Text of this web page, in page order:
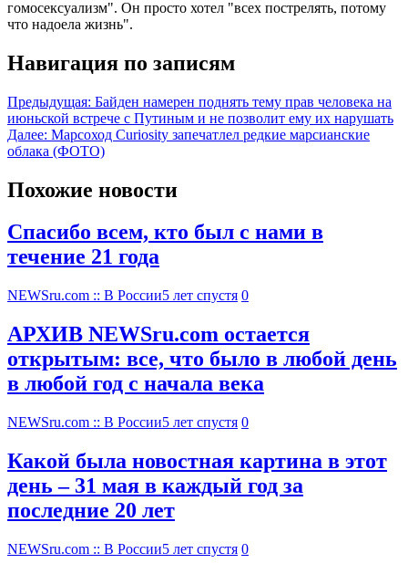
гомосексуализм". Он просто хотел "всех пострелять, потому
что надоела жизнь".
Навигация по записям
Предыдущая: Байден намерен поднять тему прав человека на
июньской встрече с Путиным и не позволит ему их нарушать
Далее: Марсоход Curiosity запечатлел редкие марсианские
облака (ФОТО)
Похожие новости
Спасибо всем, кто был с нами в
течение 21 года
NEWSru.com :: В России5 лет спустя 0
АРХИВ NEWSru.com остается
открытым: все, что было в любой день
в любой год с начала века
NEWSru.com :: В России5 лет спустя 0
Какой была новостная картина в этот
день – 31 мая в каждый год за
последние 20 лет
NEWSru.com :: В России5 лет спустя 0